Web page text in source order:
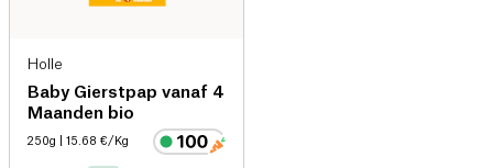
Holle
Baby Gierstpap vanaf 4
Maanden bio
250g | 15.68 €/Kg